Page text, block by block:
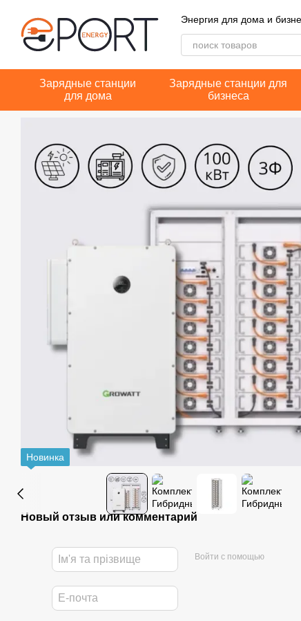
Энергия для дома и
Зарядные станции
для дома
Зарядные станции для
бизнеса
Новинка
Новый отзыв или комментарий
Войти с помощью